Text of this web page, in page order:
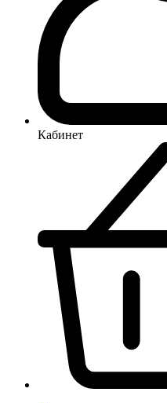
Кабинет